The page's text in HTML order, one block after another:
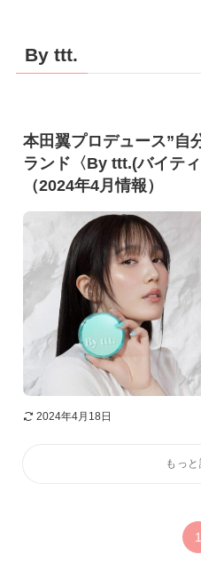
By ttt.
本田翼プロデュース”自
ランド〈By ttt.(バイテ
（2024年4月情報）
2024年4月18日
1